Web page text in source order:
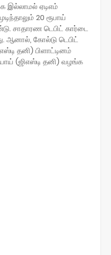
இல்லாமல் ஏடிஎம்
20 ரூபாய்
சாதாரண டெபிட் கார்டை
ஆனால், கோல்டு டெபிட்
தனி) பிளாட்டினம்
(ஜிஎஸ்டி தனி) வழங்க